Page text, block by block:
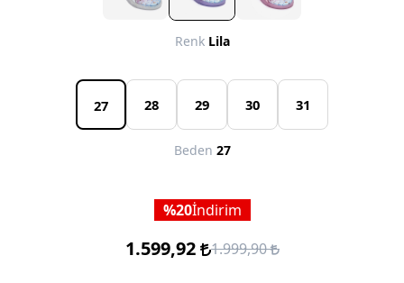
Renk Lila
27 28 29 30 31
Beden 27
20İndirim
1.599,92 1.999,90